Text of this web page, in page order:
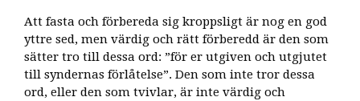
Att fasta och förbereda sig kroppsligt är nog en god
yttre sed, men värdig och rätt förberedd är den som
sätter tro till dessa ord: ”för er utgiven och utgjutet
till syndernas förlåtelse”. Den som inte tror dessa
ord, eller den som tvivlar, är inte värdig och